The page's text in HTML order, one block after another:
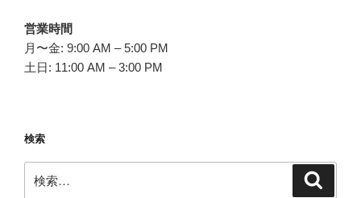
営業時間
月〜金: 9:00 AM – 5:00 PM
土日: 11:00 AM – 3:00 PM
検索
索: